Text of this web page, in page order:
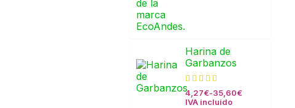
Harina de
Garbanzos
4,27€-35,60€
IVA incluido